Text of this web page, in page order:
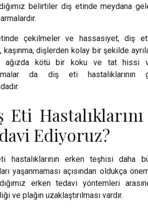
belirtiler diş etinde meydana
çekilmeler ve hassasiyet, diş
kaşınma, dişlerden kolay bir şekilde
ağızda kötü bir koku ve tat hissi
da diş eti hastalıklarının
Eti Hastalıklarını
Ediyoruz?
hastalıklarının erken teşhisi daha
yaşanmaması açısından oldukça
erken tedavi yöntemleri
ve plağın uzaklaştırılması vardır.